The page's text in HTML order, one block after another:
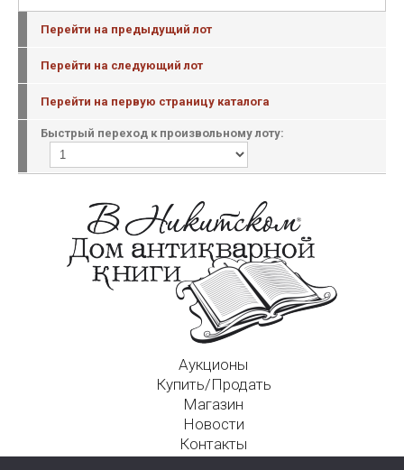
Перейти на предыдущий лот
Перейти на следующий лот
Перейти на первую страницу каталога
Быстрый переход к произвольному лоту:
Аукционы
Купить/Продать
Магазин
Новости
Контакты